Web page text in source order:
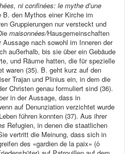
ni confinées: le mythe d’une
B. den Mythos einer Kirche im
Gruppierungen nur versteckt und
maisonnées/Hausgemeinschaften
nach sowohl im Inneren der
außerhalb, bis sie über ein Gebäude
und Räume hatten, die für spezielle
waren (35). B. geht kurz auf den
Trajan und Plinius ein, in dem die
Christen genau formuliert sind (36).
in der Aussage, dass in
auf Denunziation verzichtet wurde
führen konnten (37). Aus ihrer
Refugien, in denen die staatlichen
vertritt die Meinung, dass sich in
des «gardien de la paix» (ὁ